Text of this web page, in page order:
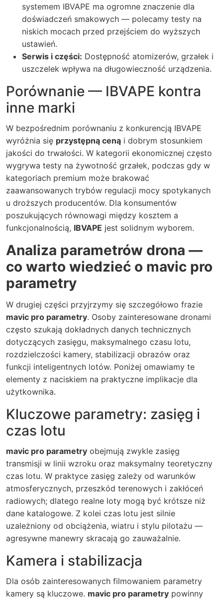
systemem IBVAPE ma ogromne znaczenie dla
doświadczeń smakowych — polecamy testy na
niskich mocach przed przejściem do wyższych
ustawień.
Serwis i części: Dostępność atomizerów, grzałek i
uszczelek wpływa na długowieczność urządzenia.
Porównanie — IBVAPE kontra
inne marki
W bezpośrednim porównaniu z konkurencją IBVAPE
wyróżnia się przystępną ceną i dobrym stosunkiem
jakości do trwałości. W kategorii ekonomicznej często
wygrywa testy na żywotność grzałek, podczas gdy w
kategoriach premium może brakować
zaawansowanych trybów regulacji mocy spotykanych
u droższych producentów. Dla konsumentów
poszukujących równowagi między kosztem a
funkcjonalnością, IBVAPE jest solidnym wyborem.
Analiza parametrów drona —
co warto wiedzieć o mavic pro
parametry
W drugiej części przyjrzymy się szczegółowo frazie
mavic pro parametry. Osoby zainteresowane dronami
często szukają dokładnych danych technicznych
dotyczących zasięgu, maksymalnego czasu lotu,
rozdzielczości kamery, stabilizacji obrazów oraz
funkcji inteligentnych lotów. Poniżej omawiamy te
elementy z naciskiem na praktyczne implikacje dla
użytkownika.
Kluczowe parametry: zasięg i
czas lotu
mavic pro parametry obejmują zwykle zasięg
transmisji w linii wzroku oraz maksymalny teoretyczny
czas lotu. W praktyce zasięg zależy od warunków
atmosferycznych, przeszkód terenowych i zakłóceń
radiowych; dlatego realne loty mogą być krótsze niż
dane katalogowe. Z kolei czas lotu jest silnie
uzależniony od obciążenia, wiatru i stylu pilotażu —
agresywne manewry skracają go zauważalnie.
Kamera i stabilizacja
Dla osób zainteresowanych filmowaniem parametry
kamery są kluczowe. mavic pro parametry powinny